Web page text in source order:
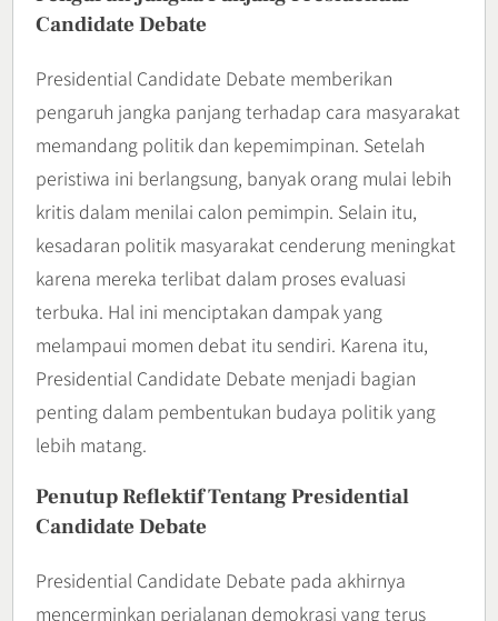
Candidate Debate
Presidential Candidate Debate memberikan
pengaruh jangka panjang terhadap cara masyarakat
memandang politik dan kepemimpinan. Setelah
peristiwa ini berlangsung, banyak orang mulai lebih
kritis dalam menilai calon pemimpin. Selain itu,
kesadaran politik masyarakat cenderung meningkat
karena mereka terlibat dalam proses evaluasi
terbuka. Hal ini menciptakan dampak yang
melampaui momen debat itu sendiri. Karena itu,
Presidential Candidate Debate menjadi bagian
penting dalam pembentukan budaya politik yang
lebih matang.
Penutup Reflektif Tentang Presidential
Candidate Debate
Presidential Candidate Debate pada akhirnya
mencerminkan perjalanan demokrasi yang terus